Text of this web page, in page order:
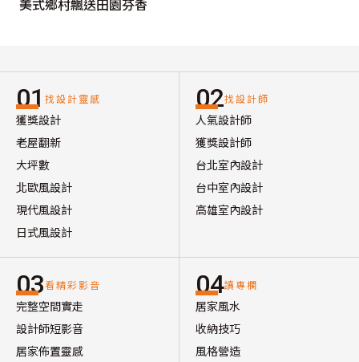
美式鄉村飄送田園芬香
01 找設計靈感
獲獎設計
老屋翻新
大坪數
北歐風設計
現代風設計
日式風設計
02找設計師
人氣設計師
獲獎設計師
台北室內設計
台中室內設計
高雄室內設計
03看精彩影音
完整空間實走
設計師短影音
居家佈置靈感
04讀專欄
居家風水
收納技巧
風格營造